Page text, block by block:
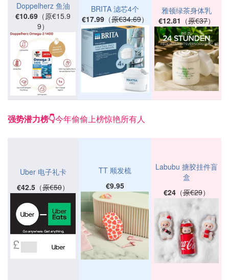
Doppelherz 鱼油
€10.69 （原€15.9
9）
BRITA 滤芯4个
€17.99 （原€34.69）
雅顿绿茶身体乳
€12.81 （原€37）
强势潜力榜👇今年偷偷上榜惊艳所有人
Uber 电子礼卡
€42.5 （原€50）
TT 顺发梳
€9.95
Labubu 搪胶挂件盲
盒
€24（原€29）